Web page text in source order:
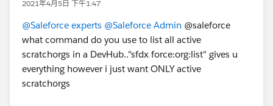
2021年4月5日 下午1:47
@Saleforce experts @Saleforce Admin @saleforce
what command do you use to list all active
scratchorgs in a DevHub.."sfdx force:org:list" gives u
everything however i just want ONLY active
scratchorgs